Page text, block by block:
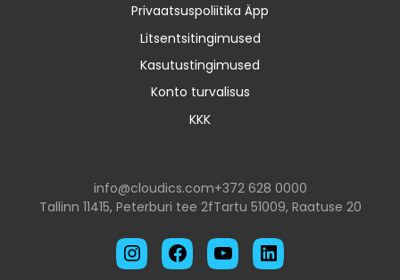
Privaatsuspoliitika Äpp
Litsentsitingimused
Kasutustingimused
Konto turvalisus
KKK
info@cloudics.com+372 628 0000
Tallinn 11415, Peterburi tee 2fTartu 51009, Raatuse 20
InstagramFacebookYouTubeLinkedIn